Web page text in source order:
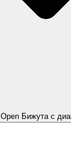
Open Бижута с